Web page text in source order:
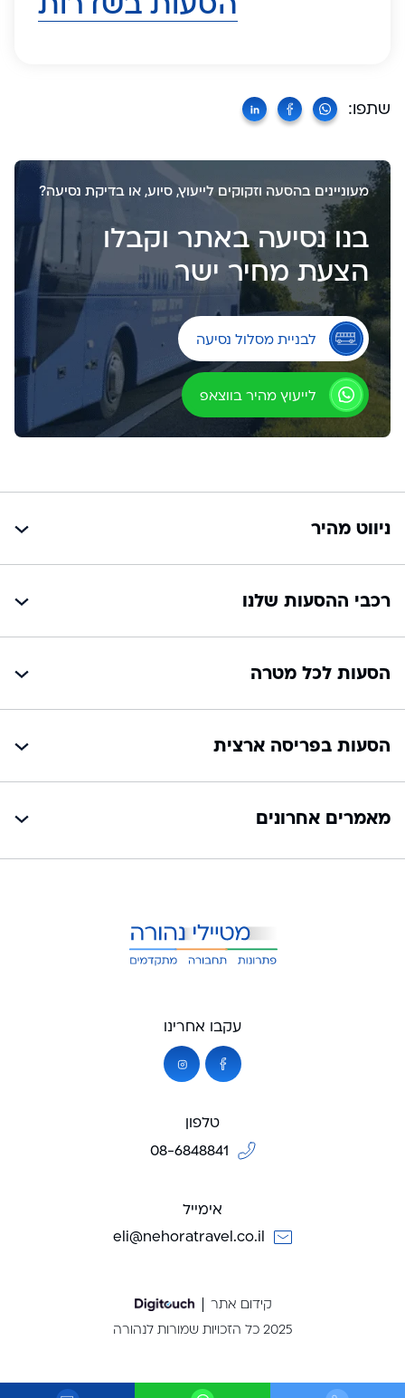
שתפו:
מעוניינים בהסעה וזקוקים לייעוץ, סיוע, או בדיקת נסיעה?
בנו נסיעה באתר וקבלו
הצעת מחיר ישר
לבניית מסלול נסיעה
לייעוץ מהיר בווצאפ
ניווט מהיר
רכבי ההסעות שלנו
הסעות לכל מטרה
הסעות בפריסה ארצית
מאמרים אחרונים
עקבו אחרינו
טלפון
08-6848841
אימייל
eli@nehoratravel.co.il
2025 כל הזכויות שמורות לנהורה
קידום אתר